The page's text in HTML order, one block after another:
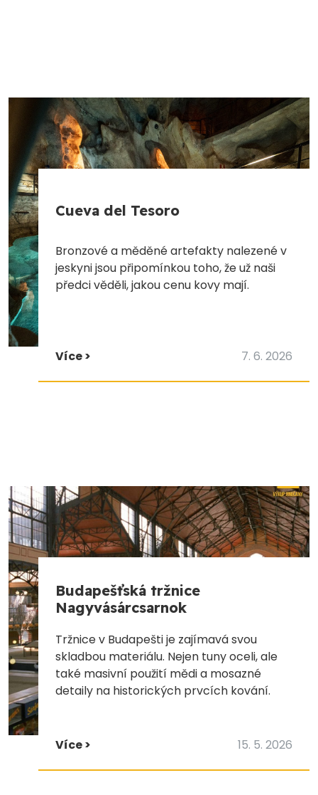
Cueva del Tesoro
Bronzové a měděné artefakty nalezené v
jeskyni jsou připomínkou toho, že už naši
předci věděli, jakou cenu kovy mají.
Více > 7. 6. 2026
Budapešťská tržnice
Nagyvásárcsarnok
Tržnice v Budapešti je zajímavá svou
skladbou materiálu. Nejen tuny oceli, ale
také masivní použití mědi a mosazné
detaily na historických prvcích kování.
Více > 15. 5. 2026